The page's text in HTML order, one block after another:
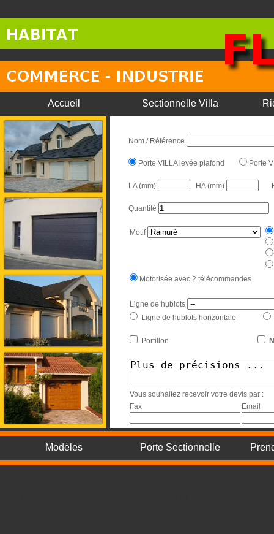
Accueil Sectionnelle Villa
Nom / Référence
Porte VILLA levée plafond Porte
LA (mm) HA (mm)
Quantité
Motif
Motorisée avec 2 télécommandes
Ligne de hublots
Ligne de hublots horizontale
Portillon
Vous souhaitez recevoir votre devis par :
Fax
Email
Modèles Porte Sectionnelle